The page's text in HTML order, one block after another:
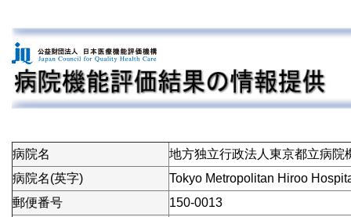
病院名
地方独立行政法人東京都立病
病院名(英字)
Tokyo Metropolitan Hiroo
郵便番号
150-0013